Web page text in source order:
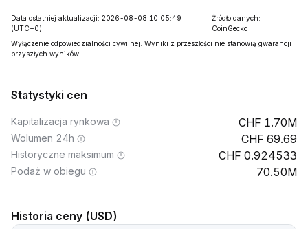
Data ostatniej aktualizacji: 2026-08-08 10:05:49
(UTC+0)
Źródło danych:
CoinGecko
Wyłączenie odpowiedzialności cywilnej: Wyniki z przeszłości nie stanowią gwarancji
przyszłych wyników.
Statystyki cen
Kapitalizacja rynkowa 1.70M
Wolumen 24h 69.69
Historyczne maksimum 0.924533
Podaż w obiegu 70.50M
Historia ceny (USD)